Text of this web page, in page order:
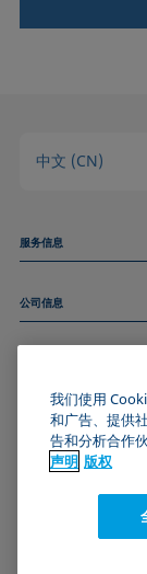
中文 (CN)
服务信息
技术服务
和我们取得联系
公司信息
关于我们
数据隐私声明
Cookie政策
订阅我们的新闻简报
加入KRÜSS社区
我们使用
和广告、提供
告和分析合作
声明 版权